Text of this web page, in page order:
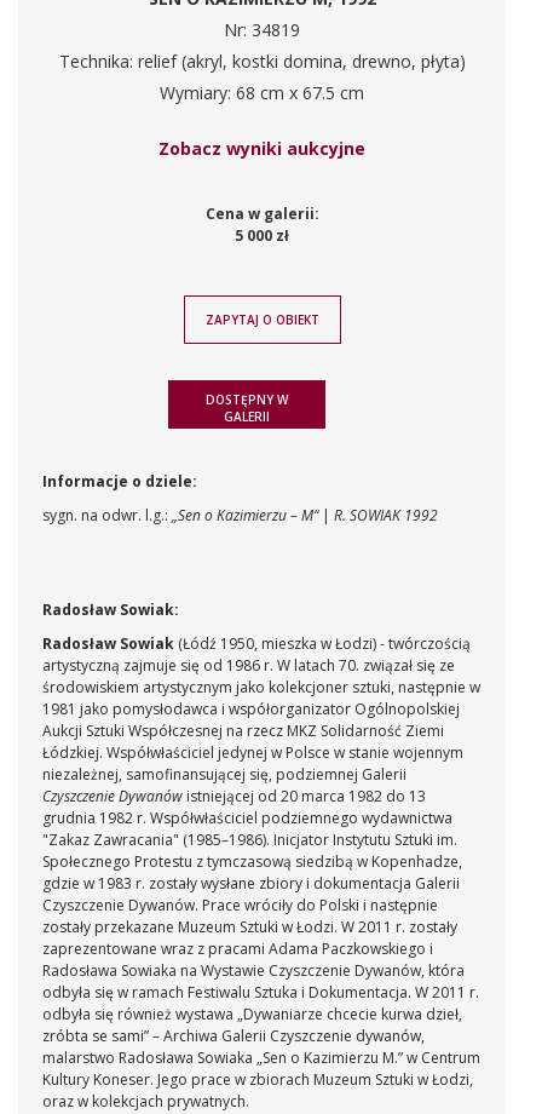
Nr: 34819
Technika: relief (akryl, kostki domina, drewno, płyta)
Wymiary: 68 cm x 67.5 cm
Zobacz wyniki aukcyjne
Cena w galerii:
5 000 zł
ZAPYTAJ O OBIEKT
DOSTĘPNY W
GALERII
Informacje o dziele:
sygn. na odwr. l.g.: „Sen o Kazimierzu – M“| R. SOWIAK 1992
Radosław Sowiak:
Radosław Sowiak (Łódź 1950, mieszka w Łodzi) - twórczością
artystyczną zajmuje się od 1986 r. W latach 70. związał się ze
środowiskiem artystycznym jako kolekcjoner sztuki, następnie w
1981 jako pomysłodawca i współorganizator Ogólnopolskiej
Aukcji Sztuki Współczesnej na rzecz MKZ Solidarność Ziemi
Łódzkiej. Współwłaściciel jedynej w Polsce w stanie wojennym
niezależnej, samofinansującej się, podziemnej Galerii
Czyszczenie Dywanów istniejącej od 20 marca 1982 do 13
grudnia 1982 r. Współwłaściciel podziemnego wydawnictwa
"Zakaz Zawracania" (1985–1986). Inicjator Instytutu Sztuki im.
Społecznego Protestu z tymczasową siedzibą w Kopenhadze,
gdzie w 1983 r. zostały wysłane zbiory i dokumentacja Galerii
Czyszczenie Dywanów. Prace wróciły do Polski i następnie
zostały przekazane Muzeum Sztuki w Łodzi. W 2011 r. zostały
zaprezentowane wraz z pracami Adama Paczkowskiego i
Radosława Sowiaka na Wystawie Czyszczenie Dywanów, która
odbyła się w ramach Festiwalu Sztuka i Dokumentacja. W 2011 r.
odbyła się również wystawa „Dywaniarze chcecie kurwa dzieł,
zróbta se sami” – Archiwa Galerii Czyszczenie dywanów,
malarstwo Radosława Sowiaka „Sen o Kazimierzu M.” w Centrum
Kultury Koneser. Jego prace w zbiorach Muzeum Sztuki w Łodzi,
oraz w kolekcjach prywatnych.